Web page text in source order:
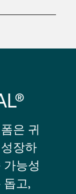
은 귀
장하
가능성
돕고,